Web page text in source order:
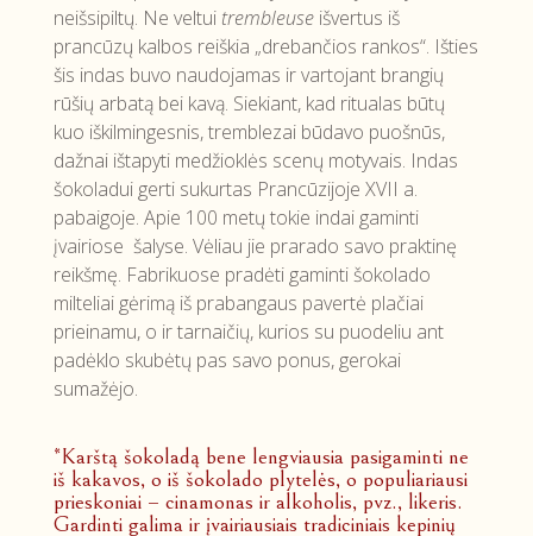
neišsipiltų. Ne veltui trembleuse išvertus iš
prancūzų kalbos reiškia „drebančios rankos“. Išties
šis indas buvo naudojamas ir vartojant brangių
rūšių arbatą bei kavą. Siekiant, kad ritualas būtų
kuo iškilmingesnis, tremblezai būdavo puošnūs,
dažnai ištapyti medžioklės scenų motyvais. Indas
šokoladui gerti sukurtas Prancūzijoje XVII a.
pabaigoje. Apie 100 metų tokie indai gaminti
įvairiose šalyse. Vėliau jie prarado savo praktinę
reikšmę. Fabrikuose pradėti gaminti šokolado
milteliai gėrimą iš prabangaus pavertė plačiai
prieinamu, o ir tarnaičių, kurios su puodeliu ant
padėklo skubėtų pas savo ponus, gerokai
sumažėjo.
*Karštą šokoladą bene lengviausia pasigaminti ne
iš kakavos, o iš šokolado plytelės, o populiariausi
prieskoniai – cinamonas ir alkoholis, pvz., likeris.
Gardinti galima ir įvairiausiais tradiciniais kepinių